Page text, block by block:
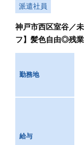
派遣社員
神戸市西区室谷／
フ】髪色自由◎残
勤務地
給与